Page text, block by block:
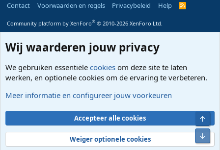
Contact
Voorwaarden en regels Privacybeleid Help
R
S
Community platform by XenForo® © 2010-2026 XenForo Ltd.
Wij waarderen jouw privacy
We gebruiken essentiële cookies om deze site te laten
werken, en optionele cookies om de ervaring te verbeteren.
Meer informatie en configureer jouw voorkeuren
Accepteer alle cookies
Weiger optionele cookies